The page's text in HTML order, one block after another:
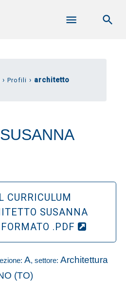
› Profili › architetto
SUSANNA
CURRICULUM
SUSANNA
.PDF
A, settore: Architettura
(TO)